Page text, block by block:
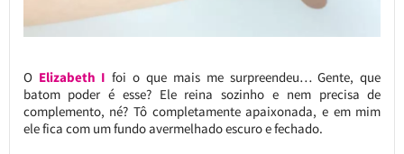
O Elizabeth I foi o que mais me surpreendeu… Gente, que
batom poder é esse? Ele reina sozinho e nem precisa de
complemento, né? Tô completamente apaixonada, e em mim
ele fica com um fundo avermelhado escuro e fechado.